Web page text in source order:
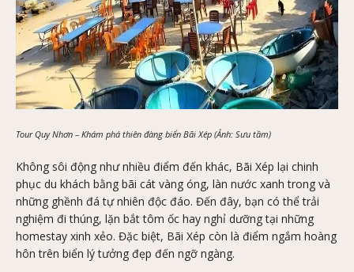
Tour Quy Nhơn – Khám phá thiên đàng biển Bãi Xép (Ảnh: Sưu tầm)
Không sôi động như nhiều điểm đến khác, Bãi Xép lại chinh
phục du khách bằng bãi cát vàng óng, làn nước xanh trong và
những ghềnh đá tự nhiên độc đáo. Đến đây, bạn có thể trải
nghiệm đi thúng, lặn bắt tôm ốc hay nghỉ dưỡng tại những
homestay xinh xẻo. Đặc biệt, Bãi Xép còn là điểm ngắm hoàng
hôn trên biển lý tưởng đẹp đến ngỡ ngàng.